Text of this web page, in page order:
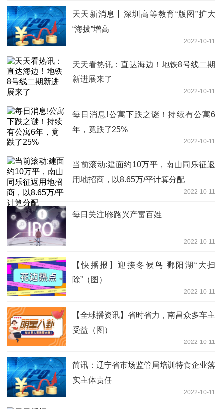
天天新消息丨深圳高等教育“版图”扩大
“海拔”增高
2022-10-11
天天看热讯：直达海边！地铁8号线二期
新进展来了
2022-10-11
每日消息!公寓下跌之谜！持续有公寓6
年，竟跌了25%
2022-10-11
当前滚动:建面约10万平，南山同乐征返
用地招商，以8.65万/平计算分配
2022-10-11
每日关注!修路兴产富百姓
2022-10-11
【快播报】迎接冬候鸟 鄱阳湖“大扫
除”（图）
2022-10-11
【全球播资讯】省时省力，南昌众多车主
受益（图）
2022-10-11
简讯：辽宁省市场监管局培训特食企业落
实主体责任
2022-10-11